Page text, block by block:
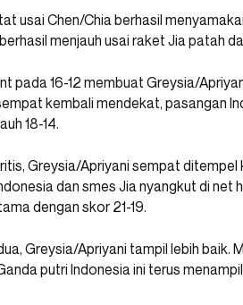
usai Chen/Chia berhasil
menjauh usai raket Jia patah
pada 16-12 membuat Greysia/
kembali mendekat, pasangan
18-14.
Greysia/Apriyani sempat
dan smes Jia nyangkut di net
dengan skor 21-19.
Greysia/Apriyani tampil lebih baik.
putri Indonesia ini terus